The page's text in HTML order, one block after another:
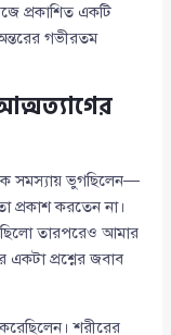
প্রকাশিত একটি
গভীরতম
সমস্যায় ভুগছিলেন—
প্রকাশ করতেন না।
ছিলো তারপরেও আমার
প্রশ্নের জবাব
শরীরের